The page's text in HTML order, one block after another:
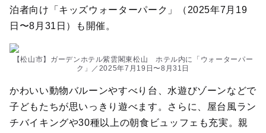
泊者向け「キッズウォーターパーク」（2025年7月19
日〜8月31日）も開催。
【松山市】ガーデンホテル紫雲閣東松山 ホテル内に「ウォーターパー
ク」／2025年7月19日〜8月31日
かわいい動物バルーンやすべり台、水遊びゾーンなどで
子どもたちが思いっきり遊べます。さらに、屋台風ラン
チバイキングや30種以上の朝食ビュッフェも充実。親